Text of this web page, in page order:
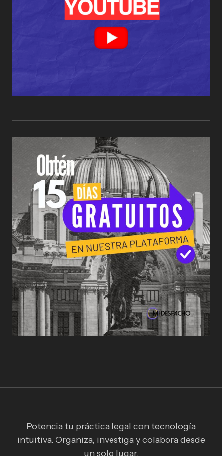
Potencia tu práctica legal con tecnología
intuitiva. Organiza, investiga y colabora desde
un solo lugar.